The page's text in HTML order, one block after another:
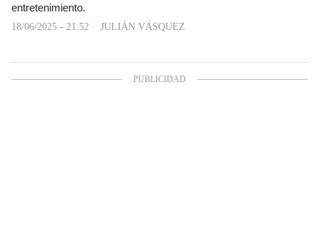
entretenimiento.
18/06/2025 - 21:52 JULIÁN VÁSQUEZ